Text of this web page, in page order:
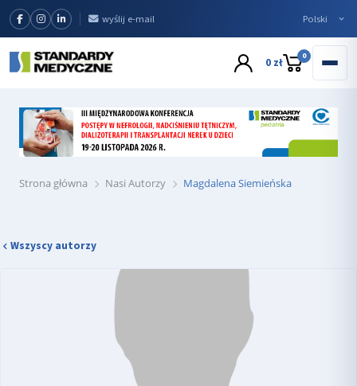
wyślij e-mail
0 zł 0
Strona główna Nasi Autorzy Magdalena Siemieńska
Wszyscy autorzy